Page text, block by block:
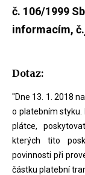
č. 106/1999
informacím,
Dotaz:
"Dne 13. 1. 2018
o platebním
plátce,
kterých tito
povinnosti při
částku platební